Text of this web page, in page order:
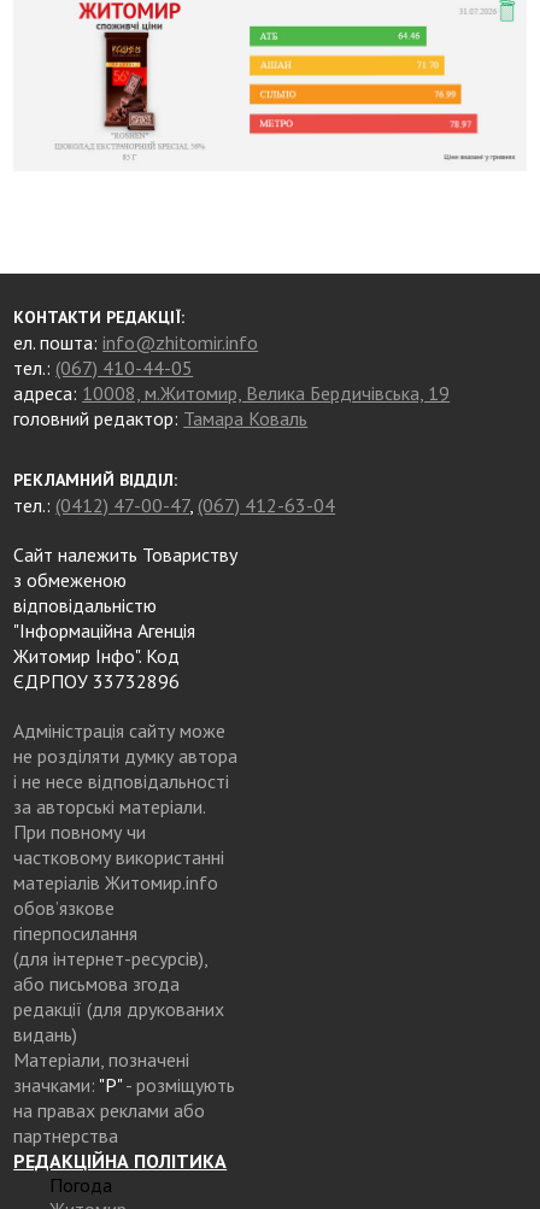
КОНТАКТИ РЕДАКЦІЇ:
ел. пошта:info@zhitomir.info
тел.: (067) 410-44-05
адреса: 10008, м.Житомир, Велика Бердичівська, 19
головний редактор: Тамара Коваль
РЕКЛАМНИЙ ВІДДІЛ:
тел.: (0412) 47-00-47, (067) 412-63-04
Сайт належить Товариству
з обмеженою
відповідальністю
"Інформаційна Агенція
Житомир Інфо". Код
ЄДРПОУ 33732896
Адміністрація сайту може
не розділяти думку автора
і не несе відповідальності
за авторські матеріали.
При повному чи
частковому використанні
матеріалів Житомир.info
обов’язкове
гіперпосилання
(для інтернет-ресурсів),
або письмова згода
редакції (для друкованих
видань)
Матеріали, позначені
значками: "Р"- розміщують
на правах реклами або
партнерства
РЕДАКЦІЙНА ПОЛІТИКА
Погода